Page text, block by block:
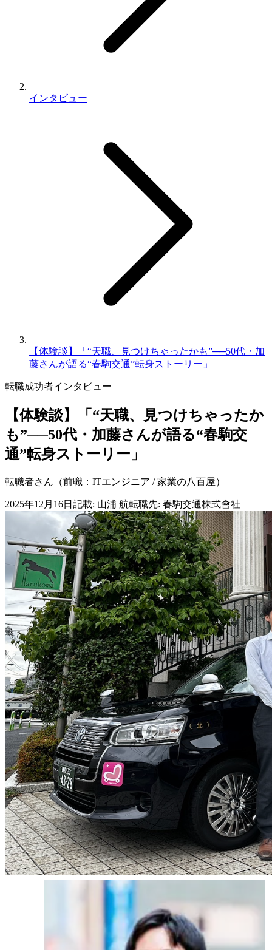
インタビュー
【体験談】「“天職、見つけちゃったかも”──50代・加
藤さんが語る“春駒交通”転身ストーリー」
転職成功者インタビュー
【体験談】「“天職、見つけちゃったか
も”──50代・加藤さんが語る“春駒交
通”転身ストーリー」
転職者さん（前職：ITエンジニア / 家業の八百屋）
2025年12月16日 記載: 山浦 航転職先: 春駒交通株式會社